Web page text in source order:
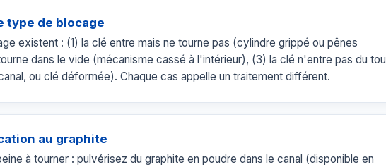
type de blocage
existent : (1) la clé entre mais ne tourne pas (cylindre grippé ou pênes
dans le vide (mécanisme cassé à l'intérieur), (3) la clé n'entre pas du
ou clé déformée). Chaque cas appelle un traitement différent.
au graphite
à tourner : pulvérisez du graphite en poudre dans le canal (disponible en